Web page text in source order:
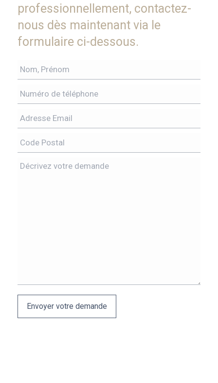
professionnellement, contactez-
nous dès maintenant via le
formulaire ci-dessous.